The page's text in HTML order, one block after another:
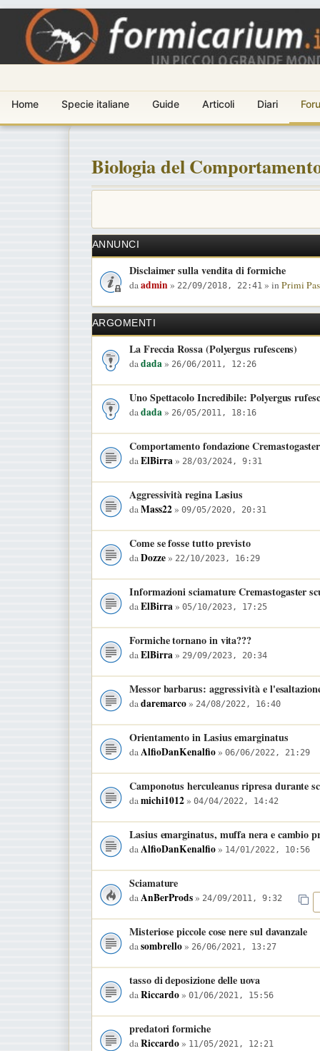
Home Specie italiane Guide Articoli Diari
Biologia del
ANNUNCI
Disclaimer sulla vendita di formiche
daadmin» 22/09/2018, 22:41 » inPrimi
ARGOMENTI
La Freccia Rossa (Polyergus rufescens)
dadada» 26/06/2011, 12:26
Uno Spettacolo Incredibile: Polyergus
dadada» 26/05/2011, 18:16
Comportamento fondazione
daElBirra» 28/03/2024, 9:31
Aggressività regina Lasius
daMass22» 09/05/2020, 20:31
Come se fosse tutto previsto
daDozze» 22/10/2023, 16:29
Informazioni sciamature Cremastogaster
daElBirra» 05/10/2023, 17:25
Formiche tornano in vita???
daElBirra» 29/09/2023, 20:34
Messor barbarus: aggressività e
dadaremarco» 24/08/2022, 16:40
Orientamento in Lasius emarginatus
daAlfioDanKenalfio» 06/06/2022, 21:29
Camponotus herculeanus ripresa durante
damichi1012» 04/04/2022, 14:42
Lasius emarginatus, muffa nera e cambio
daAlfioDanKenalfio» 14/01/2022, 10:56
Sciamature
daAnBerProds» 24/09/2011, 9:32
Misteriose piccole cose nere sul davanzale
dasombrello» 26/06/2021, 13:27
tasso di deposizione delle uova
daRiccardo» 01/06/2021, 15:56
predatori formiche
daRiccardo» 11/05/2021, 12:21